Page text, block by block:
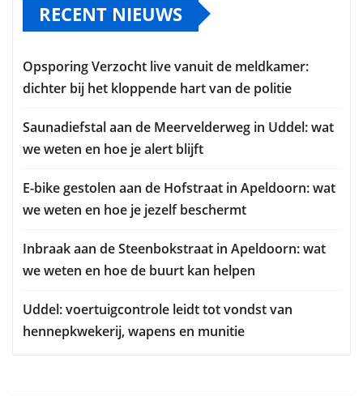
RECENT NIEUWS
Opsporing Verzocht live vanuit de meldkamer:
dichter bij het kloppende hart van de politie
Saunadiefstal aan de Meervelderweg in Uddel: wat
we weten en hoe je alert blijft
E-bike gestolen aan de Hofstraat in Apeldoorn: wat
we weten en hoe je jezelf beschermt
Inbraak aan de Steenbokstraat in Apeldoorn: wat
we weten en hoe de buurt kan helpen
Uddel: voertuigcontrole leidt tot vondst van
hennepkwekerij, wapens en munitie